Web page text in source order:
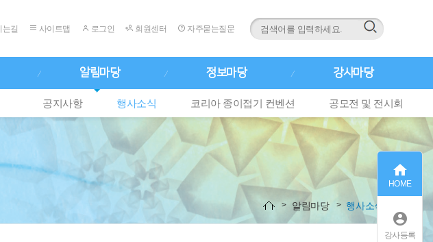
길 사이트맵 로그인 회원센터 자주묻는질문
알림마당
공지사항 행사소식 코리아 종이접기 컨벤션 공모전 및 전시회
정보마당 강사마당
알림마당 행사소식

HOME

강사등록